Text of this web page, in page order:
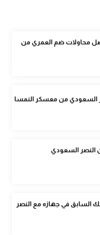
محاولات ضم العمري من
السعودي من معسكر النمسا
النصر السعودي
السابق في جهازه مع النصر